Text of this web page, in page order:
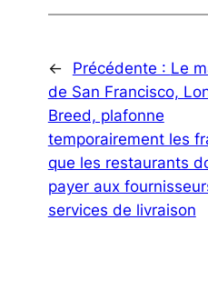
← Précédente : Le
de San Francisco,
Breed, plafonne
temporairement les
que les restaurants
payer aux
services de livraison